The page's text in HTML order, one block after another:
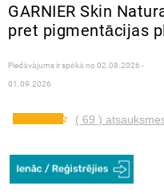
GARNIER Skin
pret pigmentācijas
Piedāvājums ir spēkā no 02.08.2026 -
01.09.2026
( 69 )